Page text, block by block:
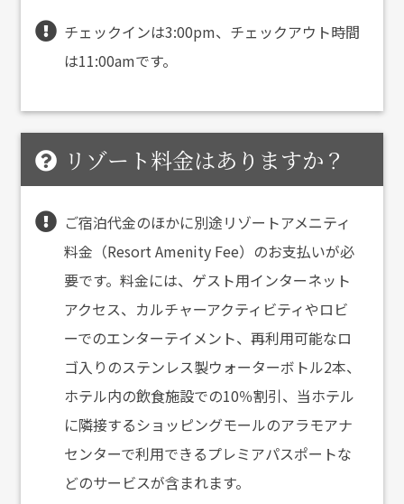
チェックインは3:00pm、チェックアウト時間
は11:00amです。
リゾート料金はありますか？
ご宿泊代金のほかに別途リゾートアメニティ
料金（Resort Amenity Fee）のお支払いが必
要です。料金には、ゲスト用インターネット
アクセス、カルチャーアクティビティやロビ
ーでのエンターテイメント、再利用可能なロ
ゴ入りのステンレス製ウォーターボトル2本、
ホテル内の飲食施設での10％割引、当ホテル
に隣接するショッピングモールのアラモアナ
センターで利用できるプレミアパスポートな
どのサービスが含まれます。